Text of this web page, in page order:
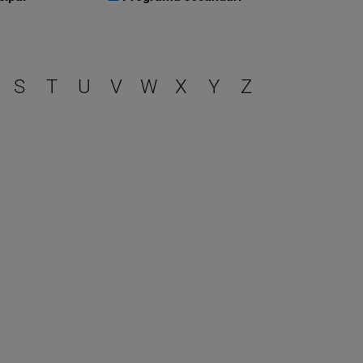
S T U V W X Y Z